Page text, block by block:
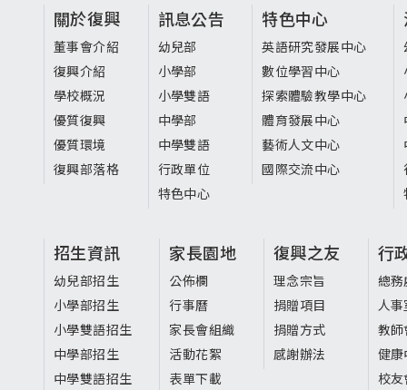
頁
尾
選
單
關於復興
董事會介紹
復興介紹
學校概況
優質復興
優質環境
復興部落格
訊息公告
幼兒部
小學部
小學雙語
中學部
中學雙語
行政單位
特色中心
特色中心
英語研究發展中心
數位學習中心
探索體驗教學中心
體育發展中心
藝術人文中心
國際交流中心
招生資訊
幼兒部招生
小學部招生
小學雙語招生
中學部招生
中學雙語招生
家長園地
公佈欄
行事曆
家長會組織
活動花絮
表單下載
復興之友
理念宗旨
捐贈項目
捐贈方式
感謝辦法
行
總務
人事
教師
健
校友